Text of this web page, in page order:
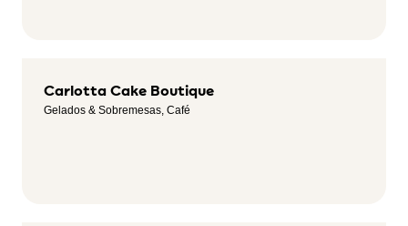
Carlotta Cake Boutique
Gelados & Sobremesas, Café